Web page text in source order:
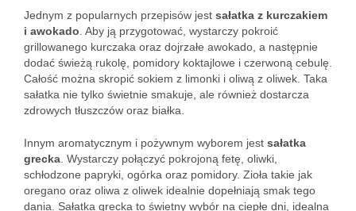
Jednym z popularnych przepisów jest sałatka z kurczakiem
i awokado . Aby ją przygotować, wystarczy pokroić
grillowanego kurczaka oraz dojrzałe awokado, a następnie
dodać świeżą rukolę, pomidory koktajlowe i czerwoną cebulę.
Całość można skropić sokiem z limonki i oliwą z oliwek. Taka
sałatka nie tylko świetnie smakuje, ale również dostarcza
zdrowych tłuszczów oraz białka.
Innym aromatycznym i pożywnym wyborem jest sałatka
grecka . Wystarczy połączyć pokrojoną fetę, oliwki,
schłodzone papryki, ogórka oraz pomidory. Zioła takie jak
oregano oraz oliwa z oliwek idealnie dopełniają smak tego
dania. Sałatka grecka to świetny wybór na ciepłe dni, idealna